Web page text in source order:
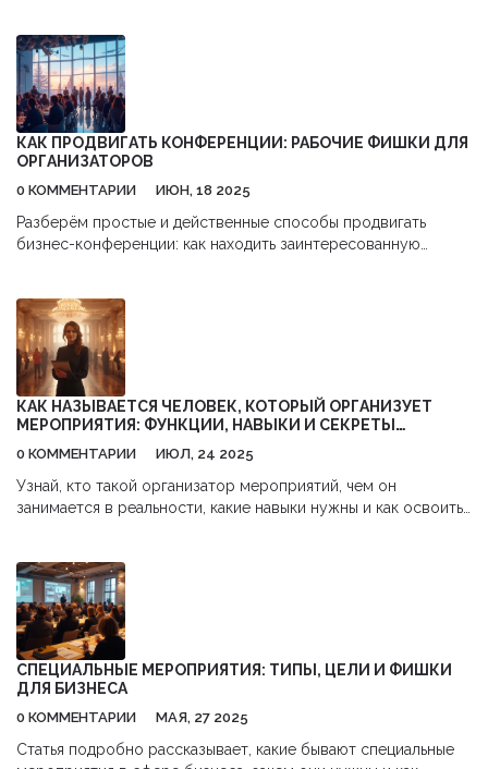
КАК ПРОДВИГАТЬ КОНФЕРЕНЦИИ: РАБОЧИЕ ФИШКИ ДЛЯ
ОРГАНИЗАТОРОВ
0 КОММЕНТАРИИ ИЮН, 18 2025
Разберём простые и действенные способы продвигать
бизнес-конференции: как находить заинтересованную
примерах, как действуют крупные и локальные
организаторы. Честно расскажу, что уже не работает в 2025
году и на что реально тратить бюджет. Отдельно дам советы
по подготовке контента и подбору спикеров — ведь это
часто делает или ломает успех мероприятия.
КАК НАЗЫВАЕТСЯ ЧЕЛОВЕК, КОТОРЫЙ ОРГАНИЗУЕТ
МЕРОПРИЯТИЯ: ФУНКЦИИ, НАВЫКИ И СЕКРЕТЫ
0 КОММЕНТАРИИ ИЮЛ, 24 2025
Узнай, кто такой организатор мероприятий, чем он
занимается в реальности, какие навыки нужны и как освоить
СПЕЦИАЛЬНЫЕ МЕРОПРИЯТИЯ: ТИПЫ, ЦЕЛИ И ФИШКИ
ДЛЯ БИЗНЕСА
0 КОММЕНТАРИИ МАЯ, 27 2025
Статья подробно рассказывает, какие бывают специальные